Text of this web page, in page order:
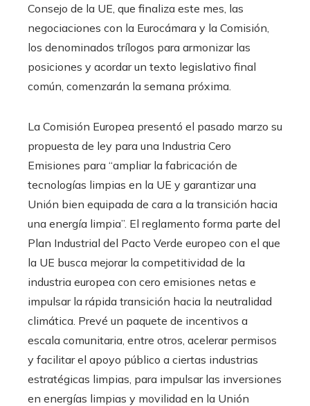
Consejo de la UE, que finaliza este mes, las
negociaciones con la Eurocámara y la Comisión,
los denominados trílogos para armonizar las
posiciones y acordar un texto legislativo final
común, comenzarán la semana próxima.
La Comisión Europea presentó el pasado marzo su
propuesta de ley para una Industria Cero
Emisiones para “ampliar la fabricación de
tecnologías limpias en la UE y garantizar una
Unión bien equipada de cara a la transición hacia
una energía limpia”. El reglamento forma parte del
Plan Industrial del Pacto Verde europeo con el que
la UE busca mejorar la competitividad de la
industria europea con cero emisiones netas e
impulsar la rápida transición hacia la neutralidad
climática. Prevé un paquete de incentivos a
escala comunitaria, entre otros, acelerar permisos
y facilitar el apoyo público a ciertas industrias
estratégicas limpias, para impulsar las inversiones
en energías limpias y movilidad en la Unión